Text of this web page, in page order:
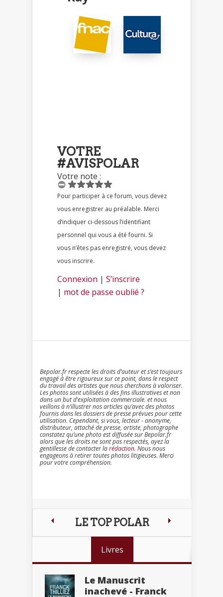
VOTRE
#AVISPOLAR
Votre note :
Pour participer à ce forum, vous devez
vous enregistrer au préalable. Merci
d’indiquer ci-dessous l’identifiant
personnel qui vous a été fourni. Si
vous n’êtes pas enregistré, vous devez
vous inscrire.
Connexion | S’inscrire
| mot de passe oublié ?
Bepolar.fr respecte les droits d’auteur et s’est toujours
engagé à être rigoureux sur ce point, dans le respect
du travail des artistes que nous cherchons à valoriser.
Les photos sont utilisées à des fins illustratives et non
dans un but d’exploitation commerciale. et nous
veillons à n’illustrer nos articles qu’avec des photos
fournis dans les dossiers de presse prévues pour cette
utilisation. Cependant, si vous, lecteur - anonyme,
distributeur, attaché de presse, artiste, photographe
constatez qu’une photo est diffusée sur Bepolar.fr
alors que les droits ne sont pas respectés, ayez la
gentillesse de contacter larédaction. Nous nous
engageons à retirer toutes photos litigieuses. Merci
pour votre compréhension.
LE TOP POLAR
Livres
Le Manuscrit
inachevé - Franck